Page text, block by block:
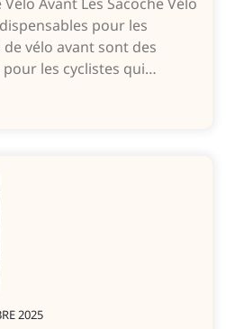
pour les
de vélo avant sont des
les cyclistes qui…
2025